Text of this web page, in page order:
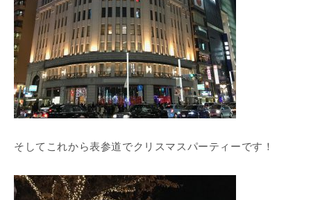
そしてこれから表参道でクリスマスパーティーです！